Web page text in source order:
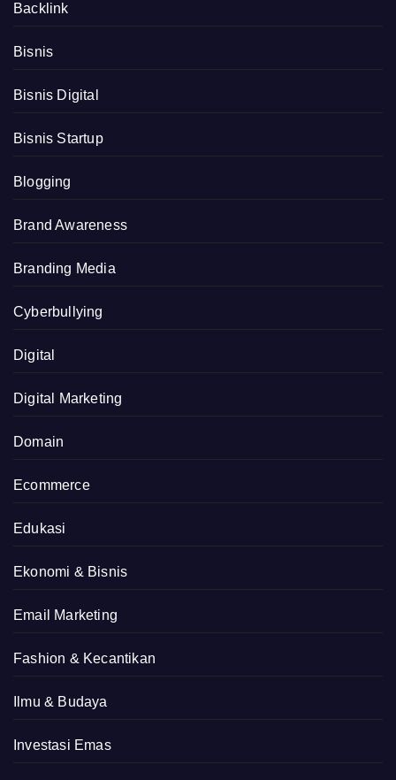
Backlink
Bisnis
Bisnis Digital
Bisnis Startup
Blogging
Brand Awareness
Branding Media
Cyberbullying
Digital
Digital Marketing
Domain
Ecommerce
Edukasi
Ekonomi & Bisnis
Email Marketing
Fashion & Kecantikan
Ilmu & Budaya
Investasi Emas